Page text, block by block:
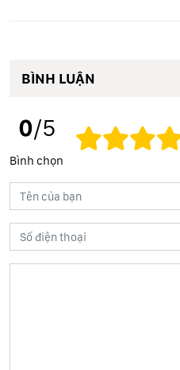
BÌNH LUẬN
0/5
Bình chọn